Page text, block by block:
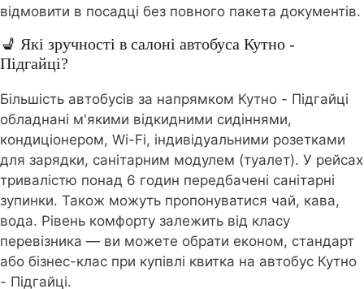
відмовити в посадці без повного пакета документів.
💺 Які зручності в салоні автобуса Кутно -
Підгайці?
Більшість автобусів за напрямком Кутно - Підгайці
обладнані м'якими відкидними сидіннями,
кондиціонером, Wi-Fi, індивідуальними розетками
для зарядки, санітарним модулем (туалет). У рейсах
тривалістю понад 6 годин передбачені санітарні
зупинки. Також можуть пропонуватися чай, кава,
вода. Рівень комфорту залежить від класу
перевізника — ви можете обрати економ, стандарт
або бізнес-клас при купівлі квитка на автобус Кутно
- Підгайці.